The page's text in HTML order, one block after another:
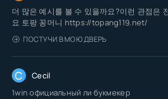
더 많은 예시를 볼 수 있을까요?이런 관점은
요 토팡 꽁머니 https://topang119.net/
ПОСТУЧИ В МОЮ ДВЕРЬ
C Cecil
1win официальный ли букмекер